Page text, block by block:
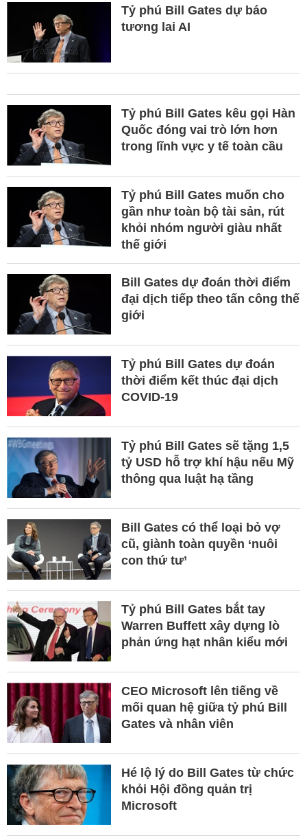
Tỷ phú Bill Gates dự báo
tương lai AI
Tỷ phú Bill Gates kêu gọi Hàn
Quốc đóng vai trò lớn hơn
trong lĩnh vực y tế toàn cầu
Tỷ phú Bill Gates muốn cho
gần như toàn bộ tài sản, rút
khỏi nhóm người giàu nhất
thế giới
Bill Gates dự đoán thời điểm
đại dịch tiếp theo tấn công thế
giới
Tỷ phú Bill Gates dự đoán
thời điểm kết thúc đại dịch
COVID-19
Tỷ phú Bill Gates sẽ tặng 1,5
tỷ USD hỗ trợ khí hậu nếu Mỹ
thông qua luật hạ tầng
Bill Gates có thể loại bỏ vợ
cũ, giành toàn quyền ‘nuôi
con thứ tư’
Tỷ phú Bill Gates bắt tay
Warren Buffett xây dựng lò
phản ứng hạt nhân kiểu mới
CEO Microsoft lên tiếng về
mối quan hệ giữa tỷ phú Bill
Gates và nhân viên
Hé lộ lý do Bill Gates từ chức
khỏi Hội đồng quản trị
Microsoft